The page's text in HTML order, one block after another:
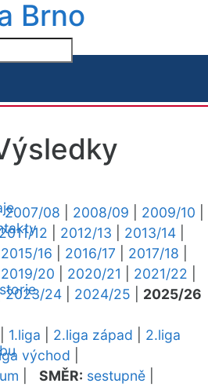
Brno
2007/08 2008/09 2009/10
12 2012/13 2013/14
2015/16 2016/17 2017/18
2019/20 2020/21 2021/22
2023/24 2024/25
2025/26
1.liga 2.liga západ
2.liga
východ
SMĚR: sestupně